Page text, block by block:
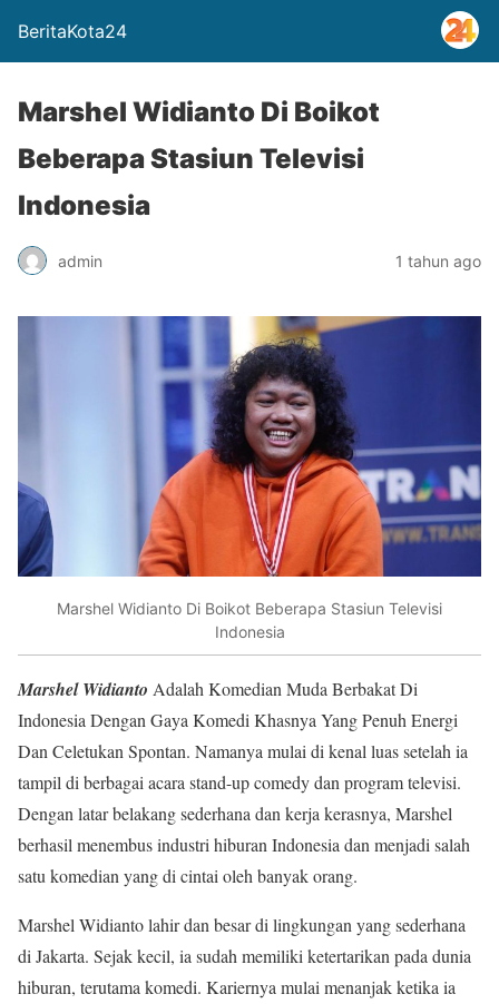
BeritaKota24
Marshel Widianto Di Boikot
Beberapa Stasiun Televisi
Indonesia
admin 1 tahun ago
Marshel Widianto Di Boikot Beberapa Stasiun Televisi
Indonesia
Marshel Widianto Adalah Komedian Muda Berbakat Di
Indonesia Dengan Gaya Komedi Khasnya Yang Penuh Energi
Dan Celetukan Spontan. Namanya mulai di kenal luas setelah ia
tampil di berbagai acara stand-up comedy dan program televisi.
Dengan latar belakang sederhana dan kerja kerasnya, Marshel
berhasil menembus industri hiburan Indonesia dan menjadi salah
satu komedian yang di cintai oleh banyak orang.
Marshel Widianto lahir dan besar di lingkungan yang sederhana
di Jakarta. Sejak kecil, ia sudah memiliki ketertarikan pada dunia
hiburan, terutama komedi. Kariernya mulai menanjak ketika ia